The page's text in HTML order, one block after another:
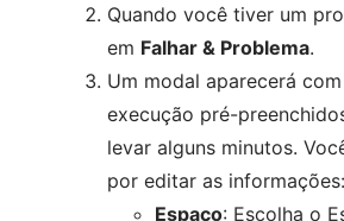
Quando você tiver um
em Falhar & Problema.
Um modal aparecerá
execução pré-
levar alguns minutos.
por editar as informações:
Espaço: Escolha o